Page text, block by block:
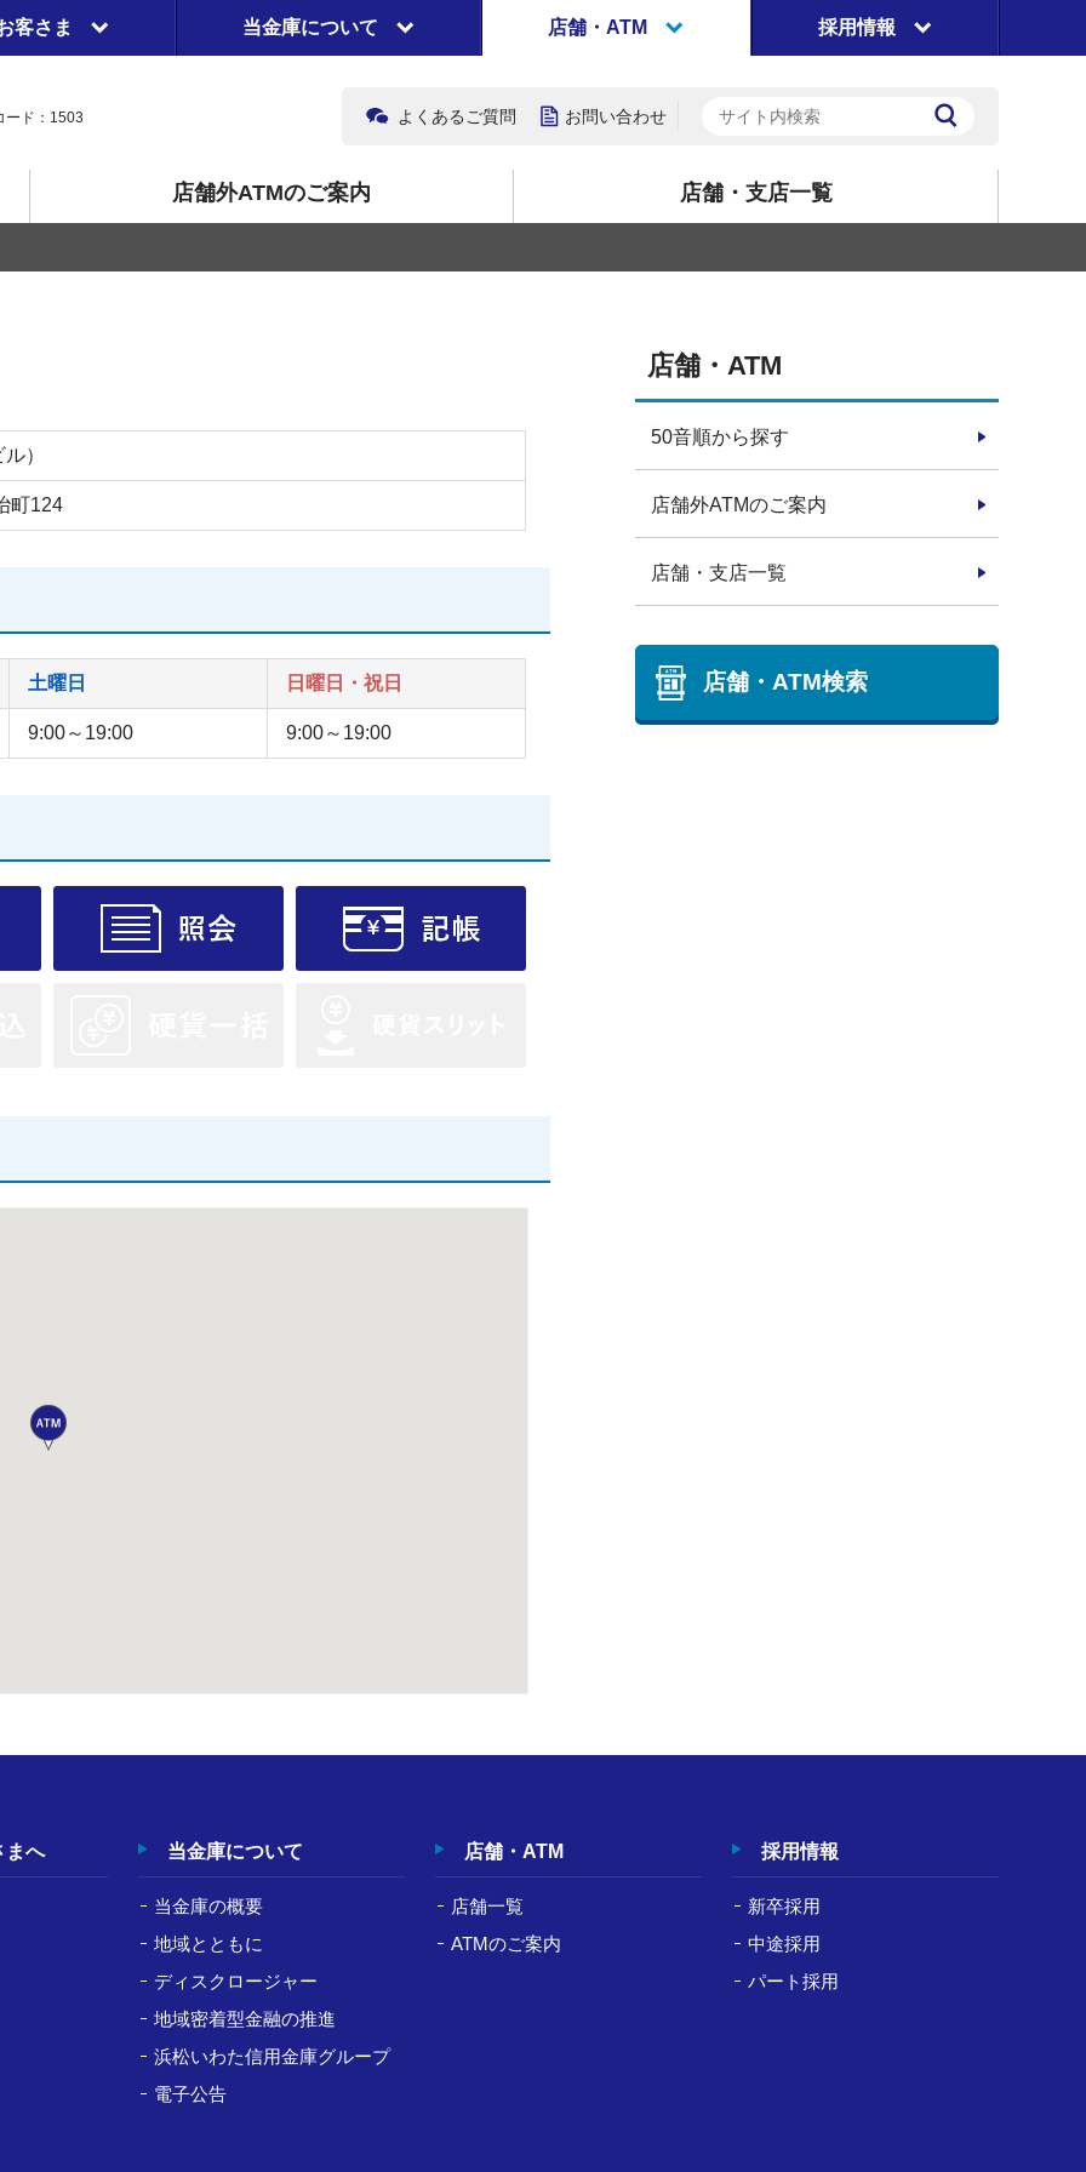
客さま 当金庫について 店舗・ATM 採用情報
ード：1503 よくあるご質問 お問い合わせ
店舗外ATMのご案内 店舗・支店一覧
）
町124
土曜日 日曜日・祝日
9:00～19:00 9:00～19:00
店舗・ATM
50音順から探す
店舗外ATMのご案内
店舗・支店一覧
店舗・ATM検索
まへ 当金庫について
当金庫の概要
地域とともに
ディスクロージャー
地域密着型金融の推進
浜松いわた信用金庫グループ
電子公告
店舗・ATM
店舗一覧
ATMのご案内
採用情報
新卒採用
中途採用
パート採用